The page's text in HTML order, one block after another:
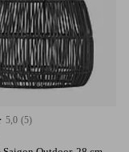
5 bedømmelser
5,0 (5)